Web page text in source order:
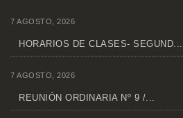
7 AGOSTO, 2026
HORARIOS DE CLASES- SEGUND...
7 AGOSTO, 2026
REUNIÓN ORDINARIA Nº 9 /...